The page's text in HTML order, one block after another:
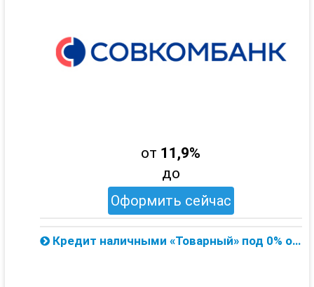
от 11,9%
до
Оформить сейчас
Кредит наличными «Товарный» под 0% от Совкомбанка — онлайн заявка